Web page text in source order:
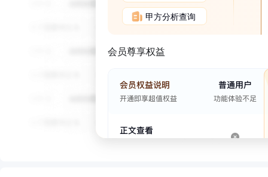
甲方分析查询
会员尊享权益